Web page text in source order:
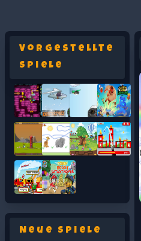
Vorgestellte
Spiele
Neue Spiele